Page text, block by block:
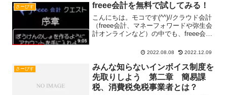
さーびす freee会計を無料で試してみる！
こんにちは。モコです(^^)//クラウド会計
（freee会計、マネーフォワードや弥生会
計オンラインなど）の中でも、freee会計
ド会計ソフトは無料期間があるので実際
けでRead more...
2022.08.08 2022.12.09
さーびす
みんな知らないインボイス制度を
先取りしよう 第二章 簡易課
税、消費税免税事業者とは？